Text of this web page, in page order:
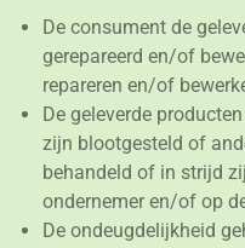
De consument de
gerepareerd en/of
repareren en/of
De geleverde
zijn blootgesteld of
behandeld of in strijd
ondernemer en/of op
De ondeugdelijkheid